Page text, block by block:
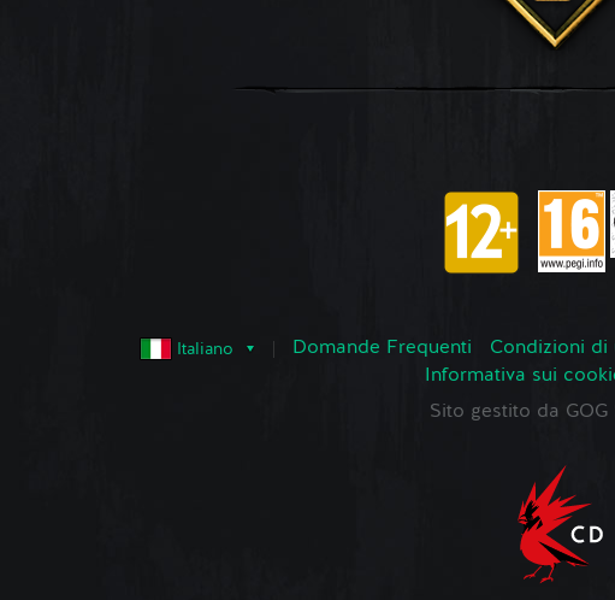
Italiano Domande Frequenti Condizioni di
Informativa sui
Sito gestito da GOG